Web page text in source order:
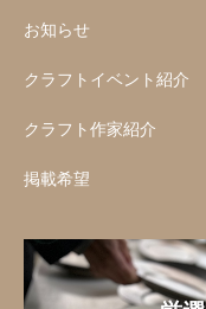
お知らせ
クラフトイベント紹介
クラフト作家紹介
掲載希望